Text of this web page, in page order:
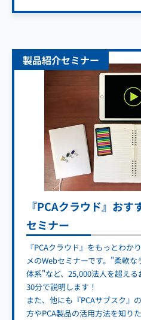
製品紹介セミナー
『PCAクラウド』おす
セミナー
『PCAクラウド』をもっとわか
メのWebセミナーです。"柔軟
体系"など、25,000法人を超え
30分で説明します！
また、他にも『PCAサブスク』
方やPCA製品の活用方法を知り